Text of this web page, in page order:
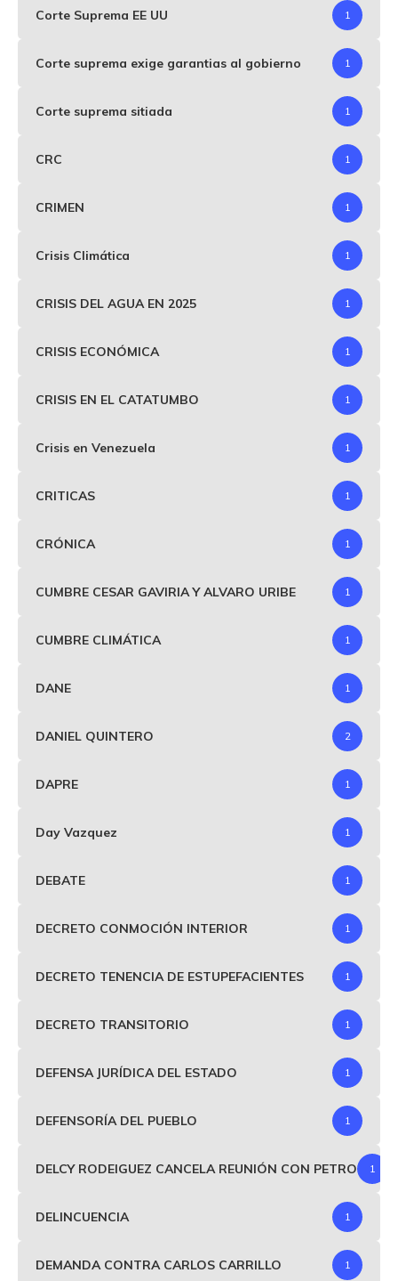
Corte Suprema EE UU 1
Corte suprema exige garantias al gobierno 1
Corte suprema sitiada 1
CRC 1
CRIMEN 1
Crisis Climática 1
CRISIS DEL AGUA EN 2025 1
CRISIS ECONÓMICA 1
CRISIS EN EL CATATUMBO 1
Crisis en Venezuela 1
CRITICAS 1
CRÓNICA 1
CUMBRE CESAR GAVIRIA Y ALVARO URIBE 1
CUMBRE CLIMÁTICA 1
DANE 1
DANIEL QUINTERO 2
DAPRE 1
Day Vazquez 1
DEBATE 1
DECRETO CONMOCIÓN INTERIOR 1
DECRETO TENENCIA DE ESTUPEFACIENTES 1
DECRETO TRANSITORIO 1
DEFENSA JURÍDICA DEL ESTADO 1
DEFENSORÍA DEL PUEBLO 1
DELCY RODEIGUEZ CANCELA REUNIÓN CON PETRO 1
DELINCUENCIA 1
DEMANDA CONTRA CARLOS CARRILLO 1